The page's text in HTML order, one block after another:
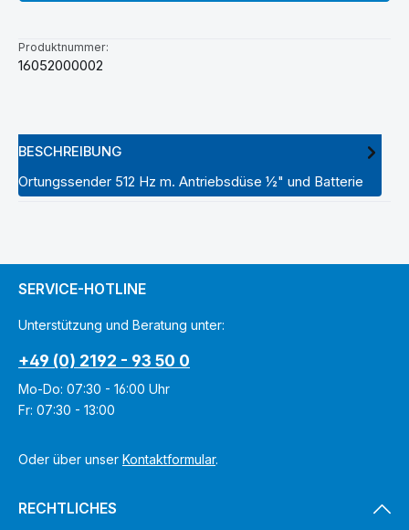
Produktnummer:
16052000002
BESCHREIBUNG
Ortungssender 512 Hz m. Antriebsdüse ½" und Batterie
SERVICE-HOTLINE
Unterstützung und Beratung unter:
+49 (0) 2192 - 93 50 0
Mo-Do: 07:30 - 16:00 Uhr
Fr: 07:30 - 13:00
Oder über unser Kontaktformular.
RECHTLICHES